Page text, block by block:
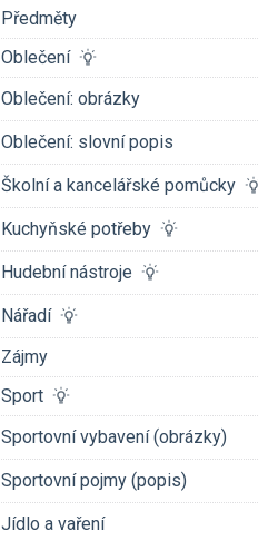
Předměty
Oblečení
Oblečení: obrázky
Oblečení: slovní popis
Školní a kancelářské pomůcky
Kuchyňské potřeby
Hudební nástroje
Nářadí
Zájmy
Sport
Sportovní vybavení (obrázky)
Sportovní pojmy (popis)
Jídlo a vaření